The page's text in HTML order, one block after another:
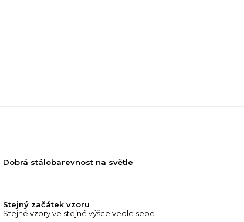
Dobrá stálobarevnost na světle
Stejný začátek vzoru
Stejné vzory ve stejné výšce vedle sebe